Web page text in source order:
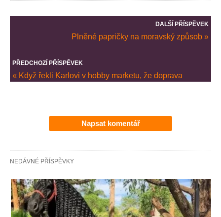
DALŠÍ PŘÍSPĚVEK
Plněné papričky na moravský způsob »
PŘEDCHOZÍ PŘÍSPĚVEK
« Když řekli Karlovi v hobby marketu, že doprava
Napsat komentář
NEDÁVNÉ PŘÍSPĚVKY